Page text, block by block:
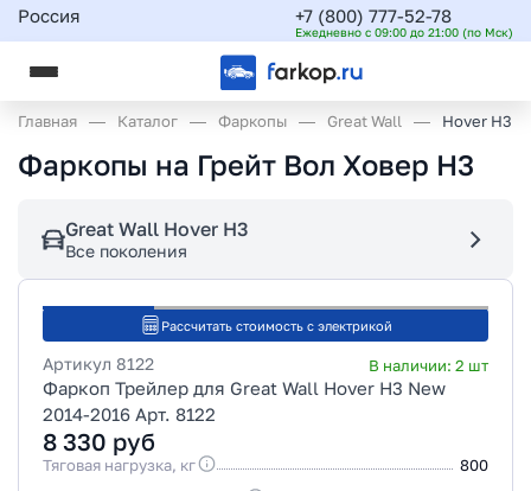
Россия +7 (800) 777-52-78
Ежедневно с 09:00 до 21:00 (по Мск)
Главная Каталог Фаркопы Great Wall Hover H3
Фаркопы на Грейт Вол Ховер Н3
Great Wall Hover H3
Все поколения
Рассчитать стоимость с электрикой
Артикул 8122 В наличии: 2 шт
Фаркоп Трейлер для Great Wall Hover Н3 New
2014-2016 Арт. 8122
8 330 руб
Тяговая нагрузка, кг
800